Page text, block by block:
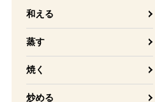
和える
蒸す
焼く
炒める